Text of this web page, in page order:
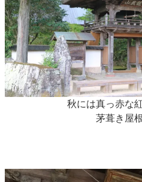
秋には真っ赤な
茅葺き屋